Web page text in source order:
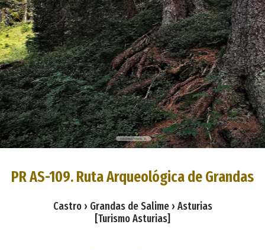
PR AS-109. Ruta Arqueológica de Grandas
Castro › Grandas de Salime › Asturias
[Turismo Asturias]